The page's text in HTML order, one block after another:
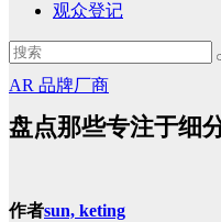
观众登记
AR 品牌厂商
盘点那些专注于细
作者sun, keting